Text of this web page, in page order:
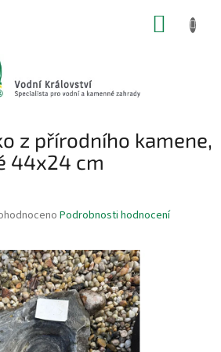
z přírodního kamene,
44x24 cm
Podrobnosti hodnocení